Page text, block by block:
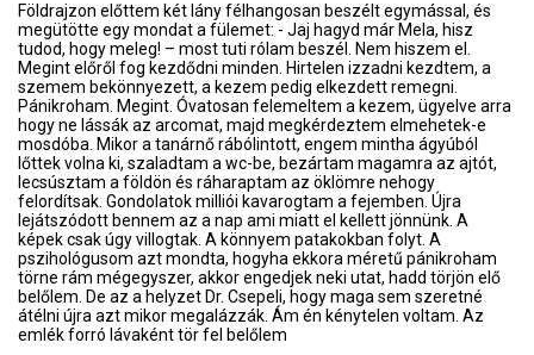
Földrajzon előttem két lány félhangosan beszélt egymással, és
megütötte egy mondat a fülemet: - Jaj hagyd már Mela, hisz
tudod, hogy meleg! – most tuti rólam beszél. Nem hiszem el.
Megint előről fog kezdődni minden. Hirtelen izzadni kezdtem, a
szemem bekönnyezett, a kezem pedig elkezdett remegni.
Pánikroham. Megint. Óvatosan felemeltem a kezem, ügyelve arra
hogy ne lássák az arcomat, majd megkérdeztem elmehetek-e
mosdóba. Mikor a tanárnő rábólintott, engem mintha ágyúból
lőttek volna ki, szaladtam a wc-be, bezártam magamra az ajtót,
lecsúsztam a földön és ráharaptam az öklömre nehogy
felordítsak. Gondolatok milliói kavarogtam a fejemben. Újra
lejátszódott bennem az a nap ami miatt el kellett jönnünk. A
képek csak úgy villogtak. A könnyem patakokban folyt. A
pszihológusom azt mondta, hogyha ekkora méretű pánikroham
törne rám mégegyszer, akkor engedjek neki utat, hadd törjön elő
belőlem. De az a helyzet Dr. Csepeli, hogy maga sem szeretné
átélni újra azt mikor megalázzák. Ám én kénytelen voltam. Az
emlék forró lávaként tör fel belőlem